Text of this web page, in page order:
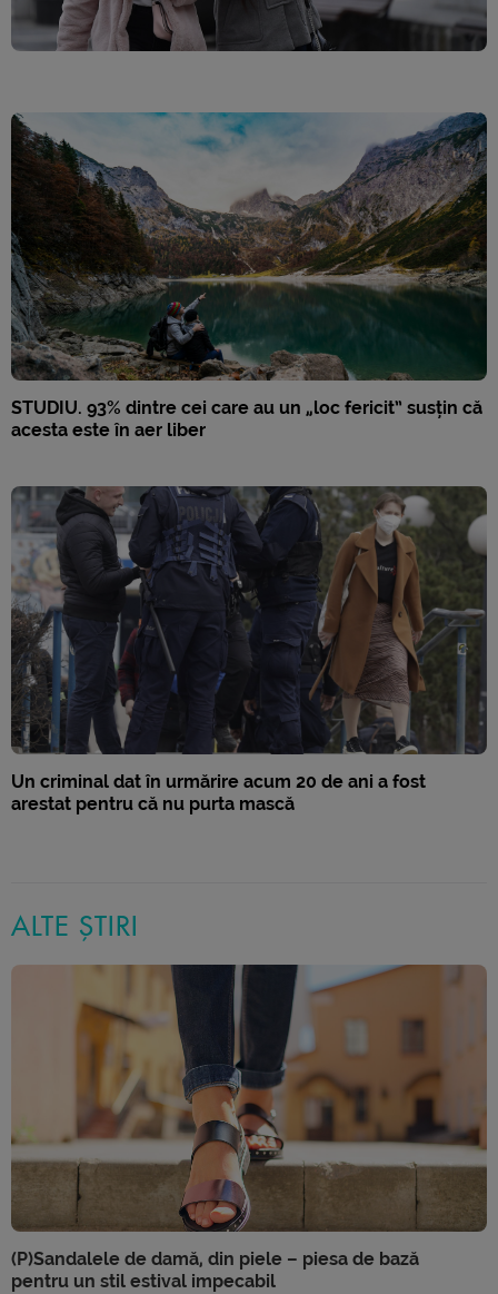
STUDIU. 93% dintre cei care au un „loc fericit” susțin că
acesta este în aer liber
Un criminal dat în urmărire acum 20 de ani a fost
arestat pentru că nu purta mască
ALTE ȘTIRI
(P)Sandalele de damă, din piele – piesa de bază
pentru un stil estival impecabil